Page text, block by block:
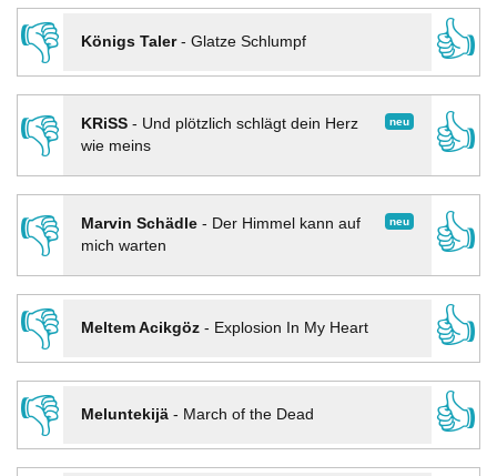
👎
Königs Taler- Glatze Schlumpf
👍
👎
neu
KRiSS- Und plötzlich schlägt dein Herz
wie meins
👍
👎 neu
Marvin Schädle- Der Himmel kann auf
mich warten
👍
👎
Meltem Acikgöz- Explosion In My Heart
👍
👎
Meluntekijä- March of the Dead
👍